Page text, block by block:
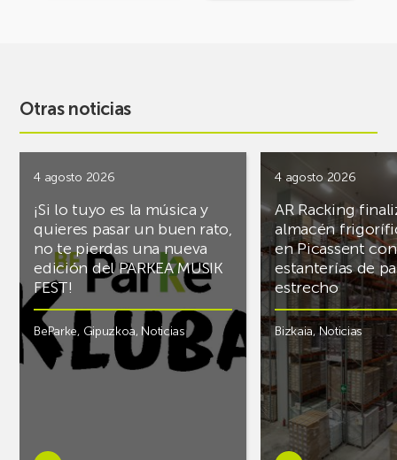
Otras noticias
4 agosto 2026
¡Si lo tuyo es la música y
quieres pasar un buen rato,
no te pierdas una nueva
edición del PARKEA MUSIK
FEST!
BeParke, Gipuzkoa, Noticias
4 agosto 2026
AR Racking
almacén
en Picassent con
estanterías de
estrecho
Bizkaia,Noticias